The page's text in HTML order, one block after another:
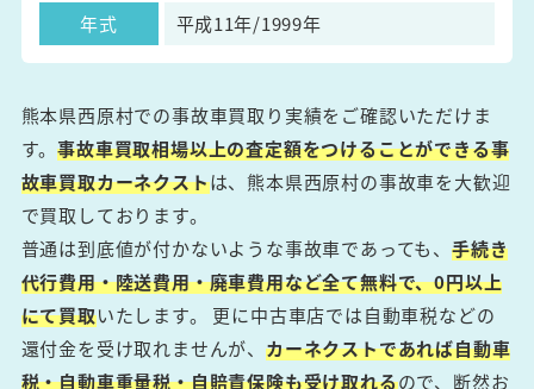
年式
平成11年/1999年
熊本県西原村での事故車買取り実績をご確認いただけま
す。事故車買取相場以上の査定額をつけることができる事
故車買取カーネクストは、熊本県西原村の事故車を大歓迎
で買取しております。
普通は到底値が付かないような事故車であっても、手続き
代行費用・陸送費用・廃車費用など全て無料で、0円以上
にて買取いたします。 更に中古車店では自動車税などの
還付金を受け取れませんが、カーネクストであれば自動車
税・自動車重量税・自賠責保険も受け取れるので、断然お